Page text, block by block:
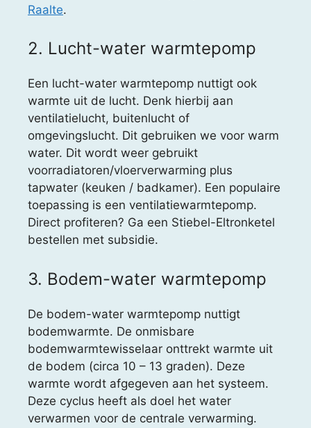
Raalte.
2. Lucht-water warmtepomp
Een lucht-water warmtepomp nuttigt ook
warmte uit de lucht. Denk hierbij aan
ventilatielucht, buitenlucht of
omgevingslucht. Dit gebruiken we voor warm
water. Dit wordt weer gebruikt
voorradiatoren/vloerverwarming plus
tapwater (keuken / badkamer). Een populaire
toepassing is een ventilatiewarmtepomp.
Direct profiteren? Ga een Stiebel-Eltronketel
bestellen met subsidie.
3. Bodem-water warmtepomp
De bodem-water warmtepomp nuttigt
bodemwarmte. De onmisbare
bodemwarmtewisselaar onttrekt warmte uit
de bodem (circa 10 – 13 graden). Deze
warmte wordt afgegeven aan het systeem.
Deze cyclus heeft als doel het water
verwarmen voor de centrale verwarming.